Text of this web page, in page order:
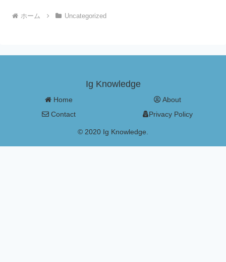
ホーム Uncategorized
Ig Knowledge
Home
About
Contact
Privacy Policy
© 2020 Ig Knowledge.